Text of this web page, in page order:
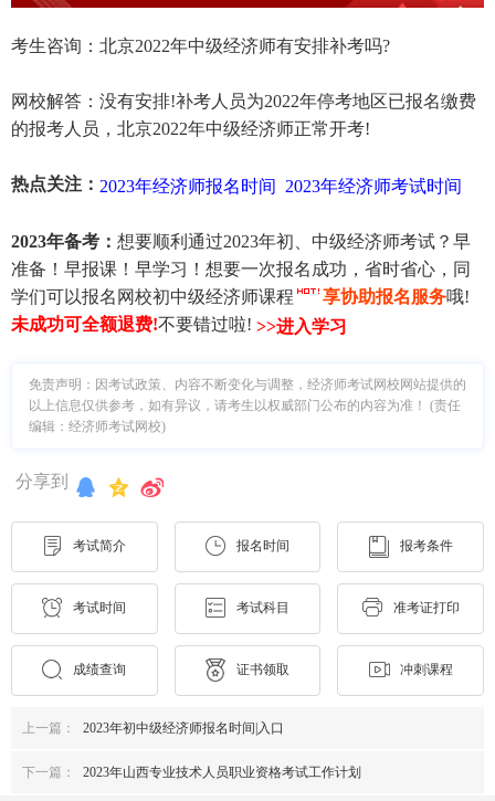
考生咨询：北京2022年中级经济师有安排补考吗?
网校解答：没有安排!补考人员为2022年停考地区已报名缴费
的报考人员，北京2022年中级经济师正常开考!
热点关注： 2023年经济师报名时间 2023年经济师考试时间
2023年备考： 想要顺利通过2023年初、中级经济师考试？早
准备！早报课！早学习！想要一次报名成功，省时省心，同
学们可以报名网校初中级经济师课程
享协助报名服务哦!
未成功可全额退费!不要错过啦! >>进入学习
免责声明：因考试政策、内容不断变化与调整，经济师考试网校网站提供的
以上信息仅供参考，如有异议，请考生以权威部门公布的内容为准！ (责任
编辑：经济师考试网校)
分享到
考试简介 报名时间 报考条件
考试时间 考试科目 准考证打印
成绩查询 证书领取 冲刺课程
上一篇： 2023年初中级经济师报名时间|入口
下一篇： 2023年山西专业技术人员职业资格考试工作计划